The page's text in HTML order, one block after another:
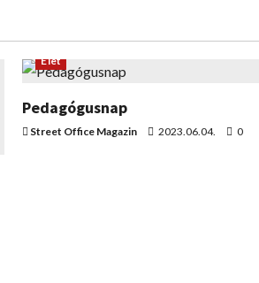
Élet
Pedagógusnap
Street Office Magazin 2023.06.04. 0